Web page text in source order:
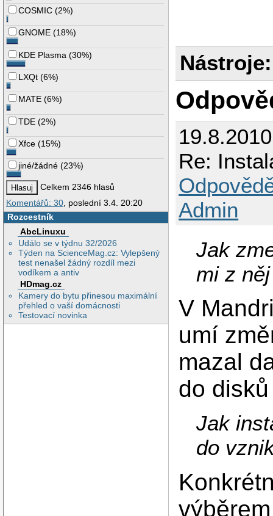
COSMIC (2%)
GNOME (18%)
KDE Plasma (30%)
LXQt (6%)
MATE (6%)
TDE (2%)
Xfce (15%)
jiné/žádné (23%)
Celkem 2346 hlasů
Komentářů: 30 , poslední 3.4. 20:20
Rozcestník
AbcLinuxu
Událo se v týdnu 32/2026
Týden na ScienceMag.cz: Vylepšený
test nenašel žádný rozdíl mezi
vodíkem a antiv
HDmag.cz
Kamery do bytu přinesou maximální
přehled o vaší domácnosti
Testovací novinka
Nástroje:
Re:
Admin
Jak
mi z
V
umí
mazal
do
Jak
do